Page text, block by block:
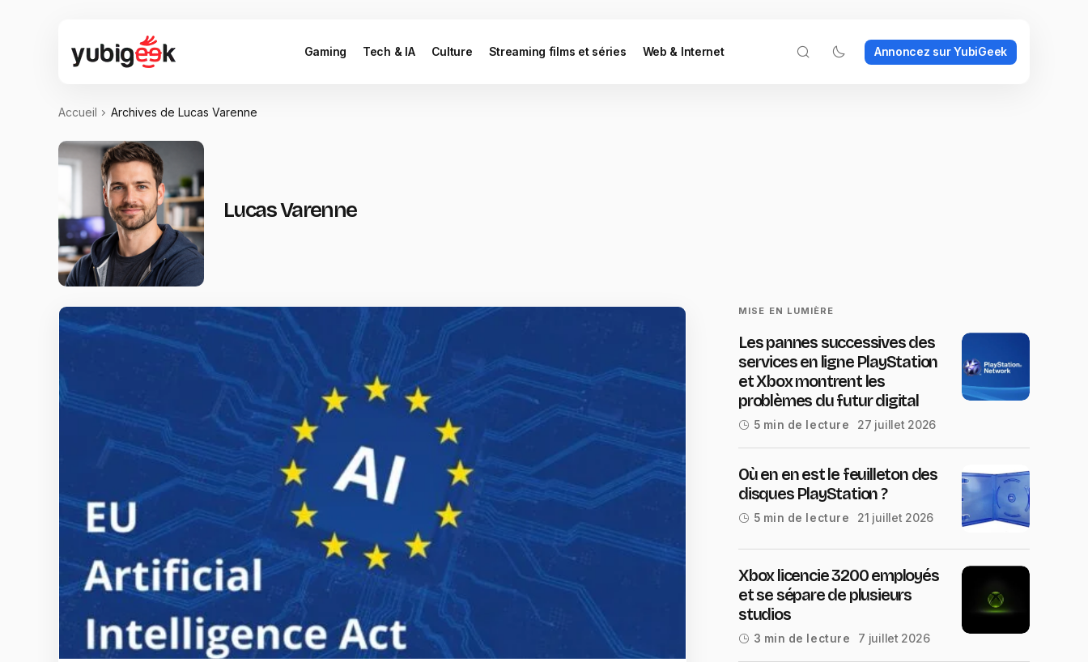
Gaming Tech & IA Culture Streaming films et séries Web & Internet Annoncez sur YubiGeek
Accueil Archives de Lucas Varenne
Lucas Varenne
MISE EN LUMIÈRE
Les pannes successives des
services en ligne PlayStation
et Xbox montrent les
problèmes du futur digital
5 min de lecture 27 juillet 2026
Où en en est le feuilleton des
disques PlayStation ?
5 min de lecture 21 juillet 2026
Xbox licencie 3200 employés
et se sépare de plusieurs
studios
3 min de lecture 7 juillet 2026